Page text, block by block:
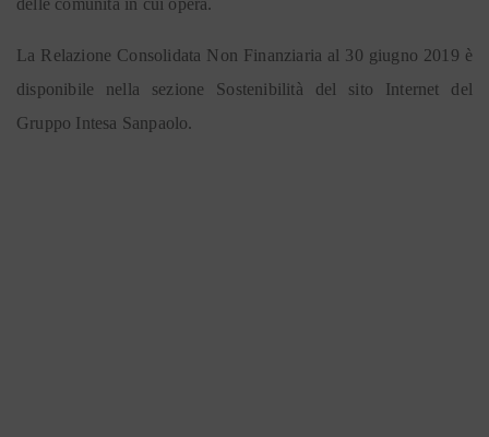
delle comunità in cui opera.
La Relazione Consolidata Non Finanziaria al 30 giugno 2019 è
disponibile nella sezione Sostenibilità del sito Internet del
Gruppo Intesa Sanpaolo.